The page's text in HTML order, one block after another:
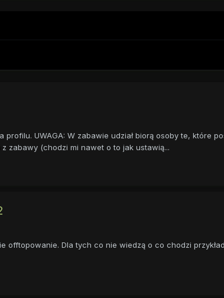
UWAGA: W zabawie udział biorą osoby te, które
zabawy (chodzi mi nawet o to jak ustawią...
Dla tych co nie wiedzą o co chodzi